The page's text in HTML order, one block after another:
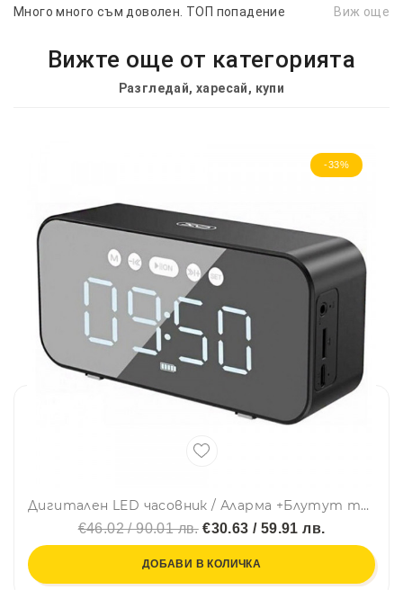
Много много съм доволен. ТОП попадение
Виж още
Вижте още от категорията
Разгледай, харесай, купи
-33%
Дигитален LED часовник / Аларма +Блутут тонколона XO-F41
€46.02 / 90.01 лв.€30.63 / 59.91 лв.
ДОБАВИ В КОЛИЧКА